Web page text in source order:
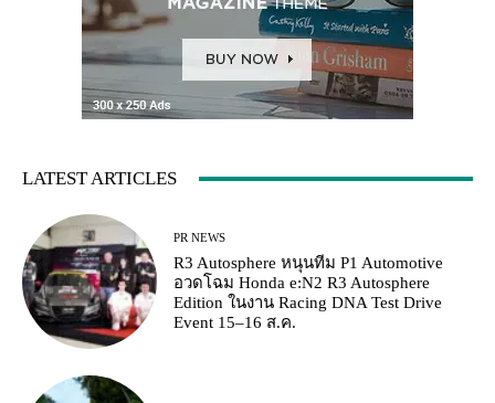
LATEST ARTICLES
PR NEWS
R3 Autosphere หนุนทีม P1 Automotive
อวดโฉม Honda e:N2 R3 Autosphere
Edition ในงาน Racing DNA Test Drive
Event 15–16 ส.ค.